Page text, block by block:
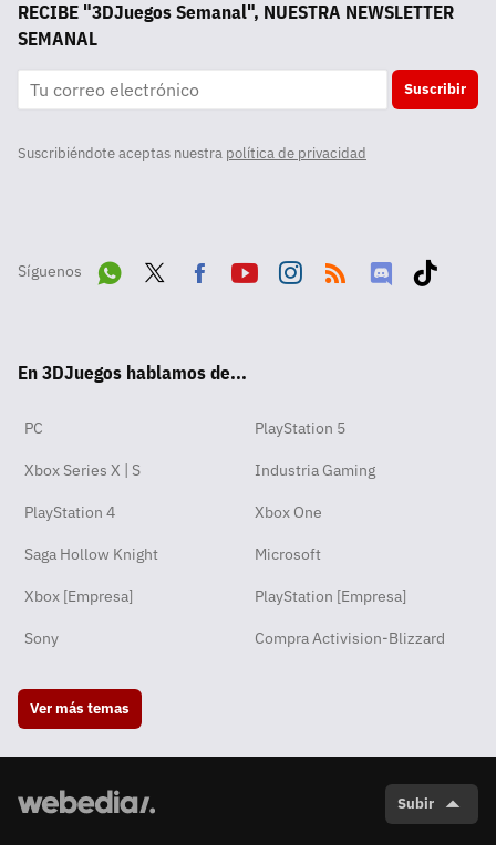
RECIBE "3DJuegos Semanal", NUESTRA NEWSLETTER
SEMANAL
Suscribir
Suscribiéndote aceptas nuestra política de privacidad
Síguenos
pp
ok
En 3DJuegos hablamos de...
PC PlayStation 5
Xbox Series X | S Industria Gaming
PlayStation 4 Xbox One
Saga Hollow Knight Microsoft
Xbox [Empresa] PlayStation [Empresa]
Sony Compra Activision-Blizzard
Ver más temas
Subir